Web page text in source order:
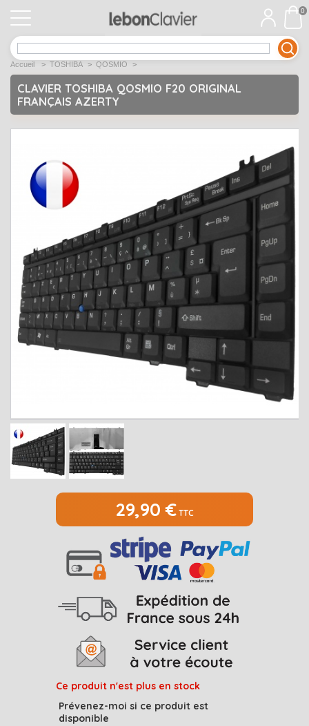
APPLE 1
Open submenu
ACER 12
Open submenu
ASUS
Déstockage
EMACHINES 2
Open submenu
2
Open submenu
HP 17
Open submenu
LENOVO Open submenu
MEDION Open submenu
Open submenu
Open submenu
SAMSUNG
0
Accueil > TOSHIBA > QOSMIO >
CLAVIER TOSHIBA QOSMIO F20 ORIGINAL
FRANÇAIS AZERTY
29,90 € TTC
Ce produit n'est plus en stock
Prévenez-moi si ce produit est
disponible